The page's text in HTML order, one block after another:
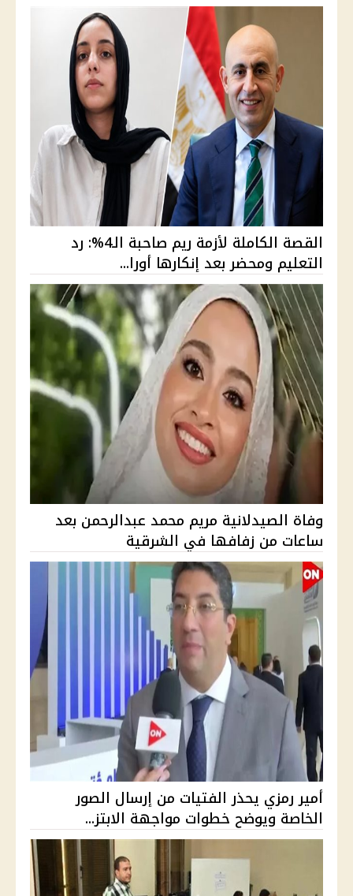
القصة الكاملة لأزمة ريم صاحبة الـ4%: رد
التعليم ومحضر بعد إنكارها أورا...
وفاة الصيدلانية مريم محمد عبدالرحمن بعد
ساعات من زفافها في الشرقية
أمير رمزي يحذر الفتيات من إرسال الصور
الخاصة ويوضح خطوات مواجهة الابتز...